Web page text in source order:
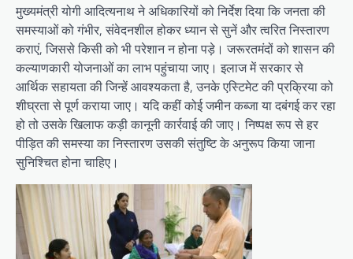
मुख्यमंत्री योगी आदित्यनाथ ने अधिकारियों को निर्देश दिया कि जनता की
समस्याओं को गंभीर, संवेदनशील होकर ध्यान से सुनें और त्वरित निस्तारण
कराएं, जिससे किसी को भी परेशान न होना पड़े। जरूरतमंदों को शासन की
कल्याणकारी योजनाओं का लाभ पहुंचाया जाए। इलाज में सरकार से
आर्थिक सहायता की जिन्हें आवश्यकता है, उनके एस्टिमेट की प्रक्रिया को
शीघ्रता से पूर्ण कराया जाए। यदि कहीं कोई जमीन कब्जा या दबंगई कर रहा
हो तो उसके खिलाफ कड़ी कानूनी कार्रवाई की जाए। निष्पक्ष रूप से हर
पीड़ित की समस्या का निस्तारण उसकी संतुष्टि के अनुरूप किया जाना
सुनिश्चित होना चाहिए।